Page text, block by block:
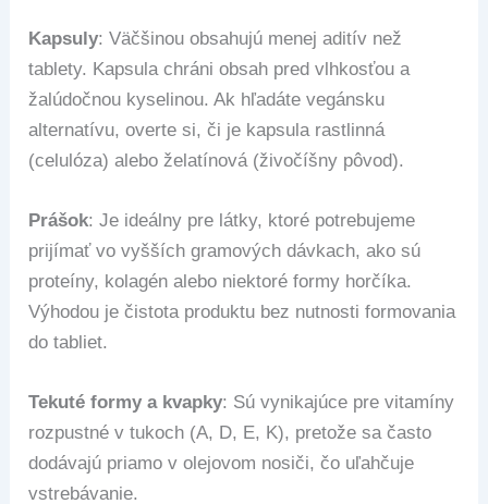
Kapsuly: Väčšinou obsahujú menej aditív než
tablety. Kapsula chráni obsah pred vlhkosťou a
žalúdočnou kyselinou. Ak hľadáte vegánsku
alternatívu, overte si, či je kapsula rastlinná
(celulóza) alebo želatínová (živočíšny pôvod).
Prášok: Je ideálny pre látky, ktoré potrebujeme
prijímať vo vyšších gramových dávkach, ako sú
proteíny, kolagén alebo niektoré formy horčíka.
Výhodou je čistota produktu bez nutnosti formovania
do tabliet.
Tekuté formy a kvapky: Sú vynikajúce pre vitamíny
rozpustné v tukoch (A, D, E, K), pretože sa často
dodávajú priamo v olejovom nosiči, čo uľahčuje
vstrebávanie.